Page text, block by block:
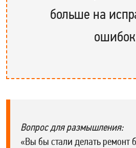
больше на
ошибок
Вопрос для размышления:
«Вы бы стали делать ремонт